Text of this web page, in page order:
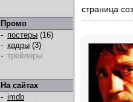
Промо
- постеры (16)
- кадры (3)
- трейлеры
На сайтах
- imdb
страница